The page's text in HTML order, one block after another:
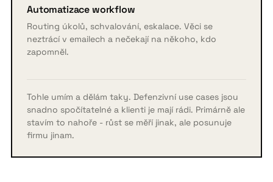
Automatizace workflow
Routing úkolů, schvalování, eskalace. Věci se
neztrácí v emailech a nečekají na někoho, kdo
zapomněl.
Tohle umím a dělám taky. Defenzivní use cases jsou
snadno spočítatelné a klienti je mají rádi. Primárně ale
stavím to nahoře - růst se měří jinak, ale posunuje
firmu jinam.